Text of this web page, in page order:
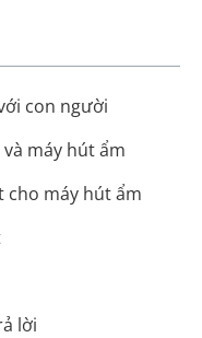
con người
máy hút ẩm
máy hút ẩm
lời